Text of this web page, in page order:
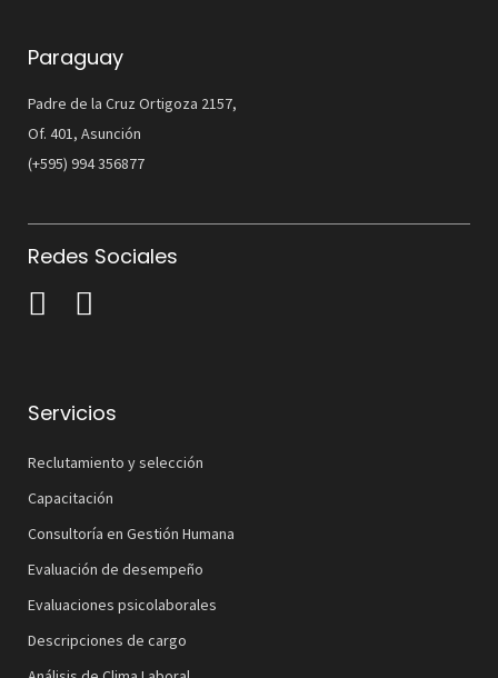
Paraguay
Padre de la Cruz Ortigoza 2157,
Of. 401, Asunción
(+595) 994 356877
Redes Sociales
Servicios
Reclutamiento y selección
Capacitación
Consultoría en Gestión Humana
Evaluación de desempeño
Evaluaciones psicolaborales
Descripciones de cargo